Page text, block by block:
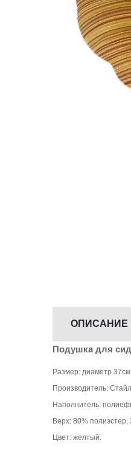
ОПИСАНИЕ
Подушка для
Размер: диаметр
Производитель:
Наполнитель:
Верх: 80% полиэстер,
Цвет: желтый.